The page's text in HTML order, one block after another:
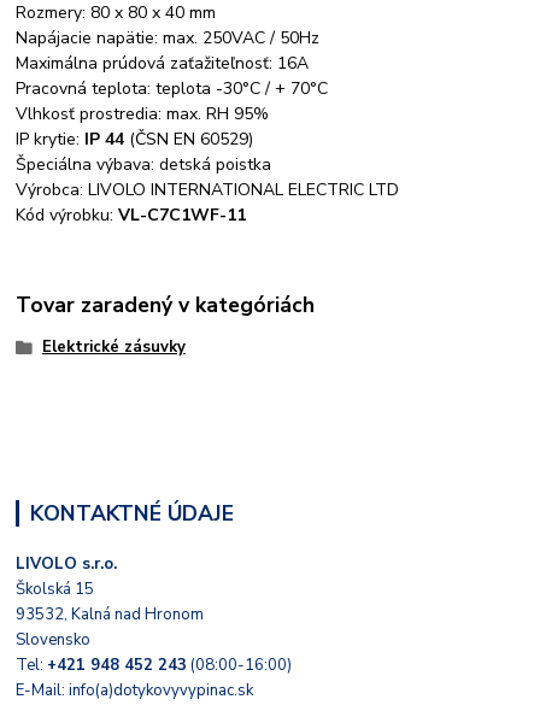
Rozmery: 80 x 80 x 40 mm
Napájacie napätie: max. 250VAC / 50Hz
Maximálna prúdová zaťažiteľnosť: 16A
Pracovná teplota: teplota -30°C / + 70°C
Vlhkosť prostredia: max. RH 95%
IP krytie: IP 44 (ČSN EN 60529)
Špeciálna výbava: detská poistka
Výrobca: LIVOLO INTERNATIONAL ELECTRIC LTD
Kód výrobku:VL-C7C1WF-11
Tovar zaradený v kategóriách
Elektrické zásuvky
KONTAKTNÉ ÚDAJE
LIVOLO s.r.o.
Školská 15
93532, Kalná nad Hronom
Slovensko
Tel: +421 948 452 243 (08:00-16:00)
E-Mail: info(a)dotykovyvypinac.sk